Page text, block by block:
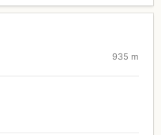
935 m